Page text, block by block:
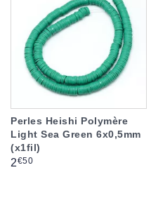
Perles Heishi Polymère
Light Sea Green 6x0,5mm
(x1fil)
Prix
2€50